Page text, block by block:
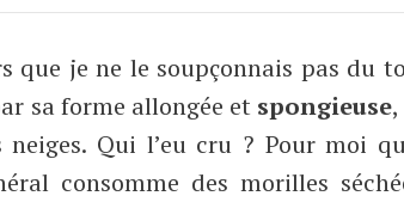
que je ne le soupçonnais pas du
sa forme allongée et spongieuse
Qui l’eu cru ? Pour moi
consomme des morilles